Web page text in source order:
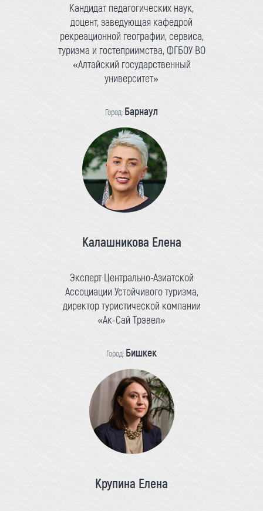
Кандидат педагогических наук,
доцент, заведующая кафедрой
рекреационной географии, сервиса,
туризма и гостеприимства, ФГБОУ ВО
«Алтайский государственный
университет»
Город: Барнаул
Калашникова Елена
Эксперт Центрально-Азиатской
Ассоциации Устойчивого туризма,
директор туристической компании
«Ак-Сай Трэвел»
Город: Бишкек
Крупина Елена